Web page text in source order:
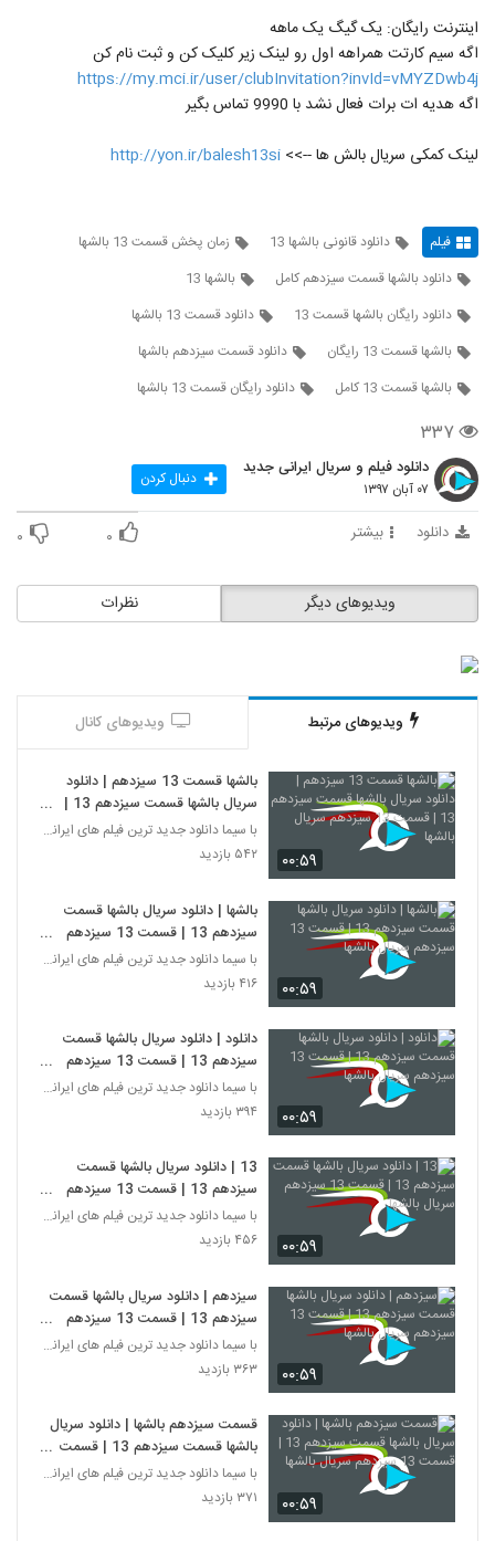
اینترنت رایگان: یک گیگ یک ماهه
اگه سیم کارتت همراهه اول رو لینک زیر کلیک کن و ثبت نام کن
https://my.mci.ir/user/clubInvitation?invId=vMYZDwb4j
اگه هدیه ات برات فعال نشد با 9990 تماس بگیر
لینک کمکی سریال بالش ها -->> http://yon.ir/balesh13si
فیلم دانلود قانونی بالشها 13
زمان پخش قسمت 13 بالشها
دانلود بالشها قسمت سیزدهم کامل
بالشها 13
دانلود رایگان بالشها قسمت 13
دانلود قسمت 13 بالشها
بالشها قسمت 13 رایگان
دانلود قسمت سیزدهم بالشها
بالشها قسمت 13 کامل
دانلود رایگان قسمت 13 بالشها
۳۳۷
دانلود فیلم و سریال ایرانی جدید
۰۷ آبان ۱۳۹۷ دنبال کردن
دانلود بیشتر ۰ ۰
نظرات ویدیوهای دیگر
ویدیوهای مرتبط ویدیوهای کانال
۰۰:۵۹
بالشها قسمت 13 سیزدهم | دانلود
سریال بالشها قسمت سیزدهم 13 |
قسمت 13 سیزدهم سریال بالشها
با سیما دانلود جدید ترین فیلم های ایرانی را در لحظ
۵۴۲ بازدید
۰۰:۵۹
بالشها | دانلود سریال بالشها قسمت
سیزدهم 13 | قسمت 13 سیزدهم
سریال بالشها
با سیما دانلود جدید ترین فیلم های ایرانی را در لحظ
۴۱۶ بازدید
۰۰:۵۹
دانلود | دانلود سریال بالشها قسمت
سیزدهم 13 | قسمت 13 سیزدهم
سریال بالشها
با سیما دانلود جدید ترین فیلم های ایرانی را در لحظ
۳۹۴ بازدید
۰۰:۵۹
13 | دانلود سریال بالشها قسمت
سیزدهم 13 | قسمت 13 سیزدهم
سریال بالشها
با سیما دانلود جدید ترین فیلم های ایرانی را در لحظ
۴۵۶ بازدید
۰۰:۵۹
سیزدهم | دانلود سریال بالشها قسمت
سیزدهم 13 | قسمت 13 سیزدهم
سریال بالشها
با سیما دانلود جدید ترین فیلم های ایرانی را در لحظ
۳۶۳ بازدید
۰۰:۵۹
قسمت سیزدهم بالشها | دانلود سریال
بالشها قسمت سیزدهم 13 | قسمت
13 سیزدهم سریال بالشها
با سیما دانلود جدید ترین فیلم های ایرانی را در لحظ
۳۷۱ بازدید